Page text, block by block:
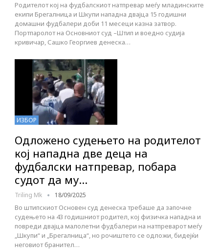
Родителот кој на фудбалскиот натпревар меѓу младинските
екипи Брегалница и Шкупи нападна двајца 15 годишни
домашни фудбалери доби 11 месеци казна затвор.
Портпаролот на Основниот суд –Штип и воедно судија
кривичар, Сашко Георгиев денеска…
ИЗБОР
Одложено судењето на родителот
кој нападна две деца на
фудбалски натпревар, побара
судот да му…
Triling Mk 18/09/2025
Во штипскиот Основен суд денеска требаше да започне
судењето на 43 годишниот родител, кој физичка нападна и
повреди двајца малолетни фудбалери на натпреварот меѓу
„Шкупи“ и „Брегалница“, но рочиштето се одложи, бидејќи
неговиот бранител…